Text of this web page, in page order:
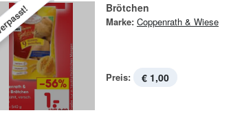
Brötchen
Marke: Coppenrath & Wiese
Preis: € 1,00